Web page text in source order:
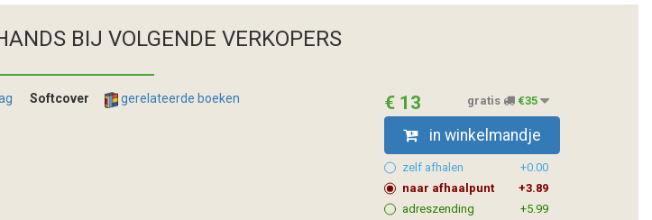
BIJ VOLGENDE VERKOPERS
Softcover
gerelateerde boeken
€ 13 gratis €35
in winkelmandje
zelf afhalen
+0.00
naar afhaalpunt
+3.89
adreszending
+5.99